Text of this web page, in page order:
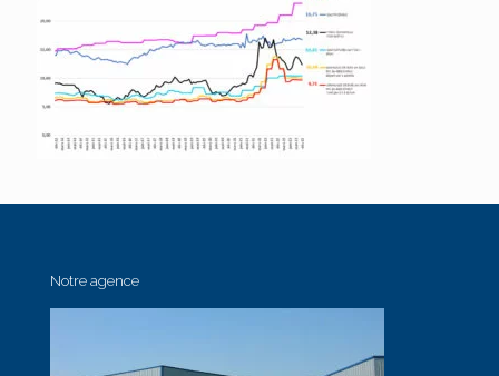
Notre agence